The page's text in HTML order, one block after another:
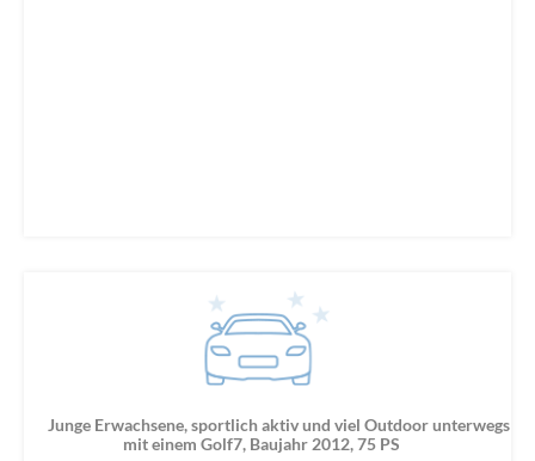
Junge Erwachsene, sportlich aktiv und viel Outdoor unterwegs
mit einem Golf7, Baujahr 2012, 75 PS